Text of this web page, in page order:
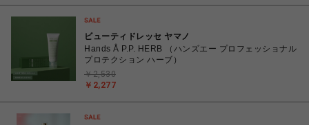
ビューティドレッセ ヤマノ
Hands Å P.P. HERB （ハンズエー プロフェッショナル
プロテクション ハーブ）
￥2,277
￥2,530